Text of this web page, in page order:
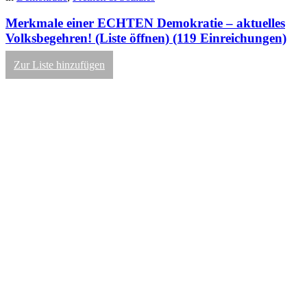
Merkmale einer ECHTEN Demokratie – aktuelles
Volksbegehren! (Liste öffnen) (119 Einreichungen)
Zur Liste hinzufügen